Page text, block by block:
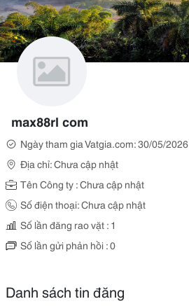
max88rl com
Ngày tham gia Vatgia.com: 30/05/2026
Địa chỉ: Chưa cập nhật
Tên Công ty : Chưa cập nhật
Số điện thoại: Chưa cập nhật
Số lần đăng rao vặt : 1
Số lần gửi phản hồi : 0
Danh sách tin đăng